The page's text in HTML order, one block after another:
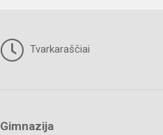
Tvarkaraščiai
Gimnazija